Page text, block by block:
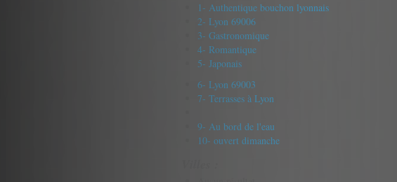
1- Authentique bouchon lyonnais
2- Lyon 69006
3- Gastronomique
4- Romantique
5- Japonais
6- Lyon 69003
7- Terrasses à Lyon
9- Au bord de l'eau
10- ouvert dimanche